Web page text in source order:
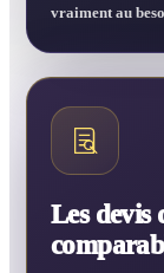
vraiment au
Les devis